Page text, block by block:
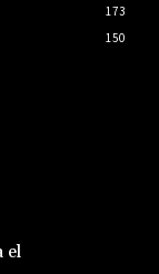
173
150
el